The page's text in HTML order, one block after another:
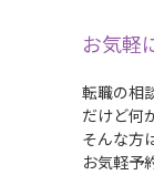
お気軽
転職の相
だけど何
そんな方
お気軽予